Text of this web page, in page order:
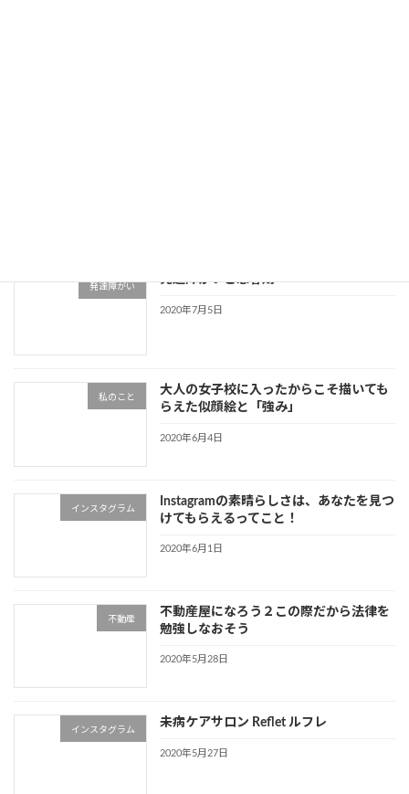
発達障がい
発達障がいと思春期
2020年7月5日
私のこと
大人の女子校に入ったからこそ描いても
らえた似顔絵と「強み」
2020年6月4日
インスタグラム
Instagramの素晴らしさは、あなたを見つ
けてもらえるってこと！
2020年6月1日
不動産
不動産屋になろう２この際だから法律を
勉強しなおそう
2020年5月28日
インスタグラム
未病ケアサロン Reflet ルフレ
2020年5月27日